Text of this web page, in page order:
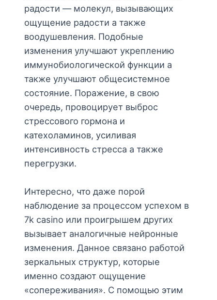
радости — молекул, вызывающих
ощущение радости а также
воодушевления. Подобные
изменения улучшают укреплению
иммунобиологической функции а
также улучшают общесистемное
состояние. Поражение, в свою
очередь, провоцирует выброс
стрессового гормона и
катехоламинов, усиливая
интенсивность стресса а также
перегрузки.
Интересно, что даже порой
наблюдение за процессом успехом в
7k casino или проигрышем других
вызывает аналогичные нейронные
изменения. Данное связано работой
зеркальных структур, которые
именно создают ощущение
«сопереживания». С помощью этим